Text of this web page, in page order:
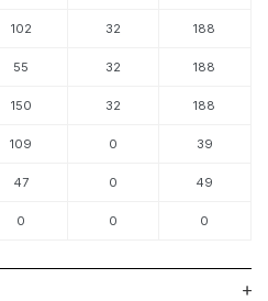
102 32 188
55 32 188
150 32 188
109 0 39
47 0 49
0 0 0